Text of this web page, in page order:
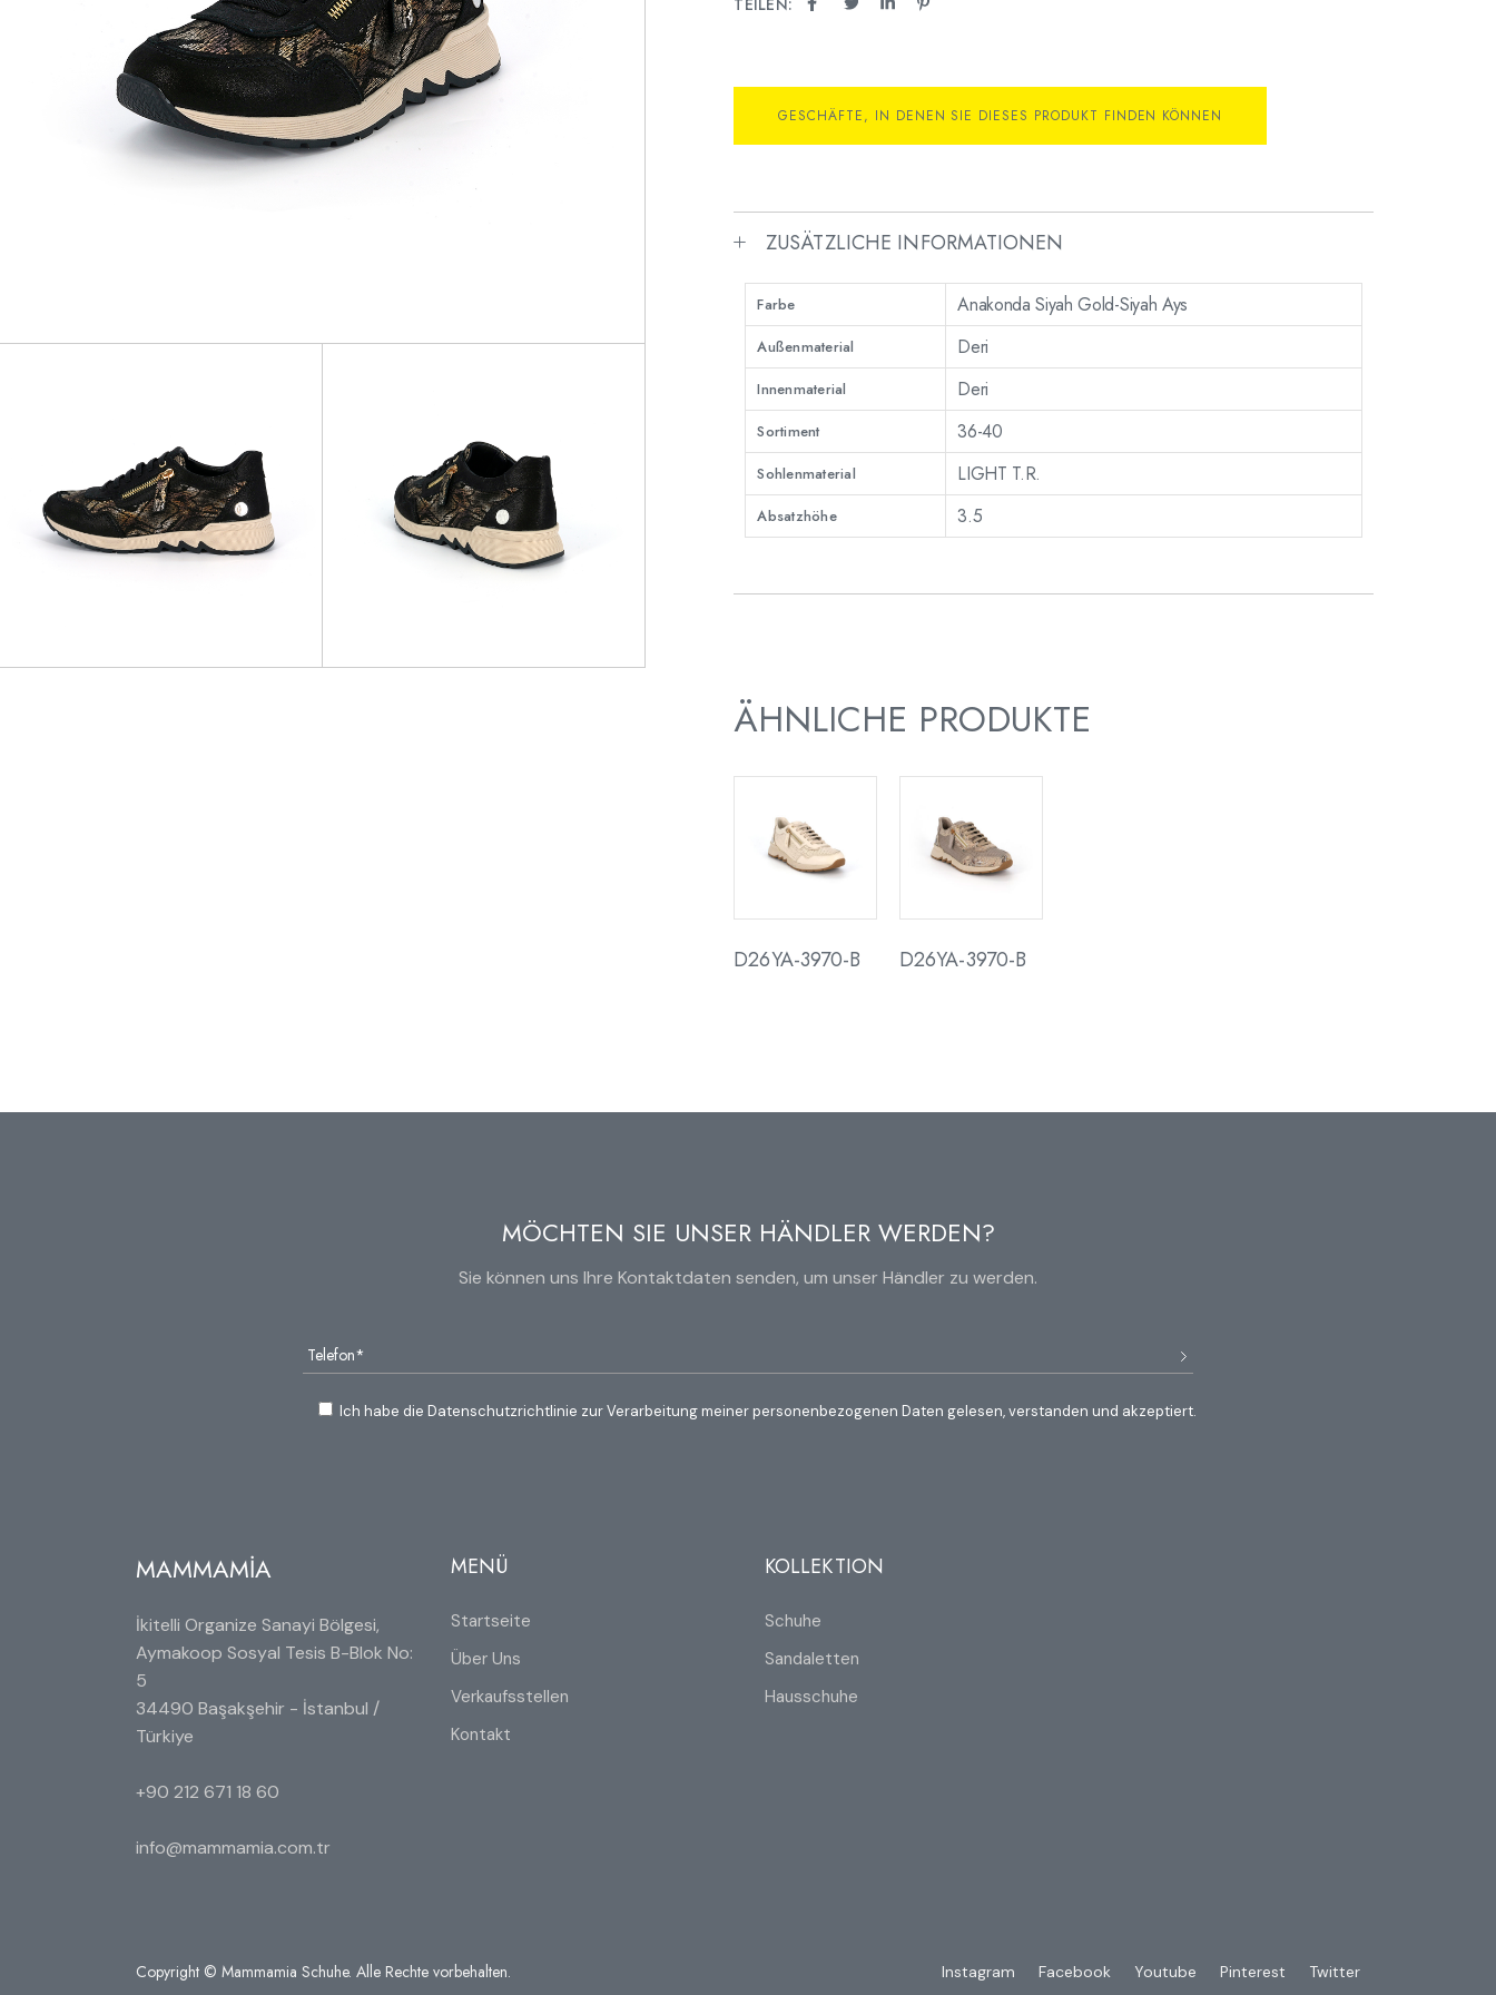
TEILEN:
GESCHÄFTE, IN DENEN SIE DIESES PRODUKT FINDEN KÖNNEN
ZUSÄTZLICHE INFORMATIONEN
Farbe Anakonda Siyah Gold-Siyah Ays
Außenmaterial Deri
Innenmaterial Deri
Sortiment 36-40
Sohlenmaterial LIGHT T.R.
Absatzhöhe 3.5
ÄHNLICHE PRODUKTE
D26YA-3970-B D26YA-3970-B
MÖCHTEN SIE UNSER HÄNDLER WERDEN?
Sie können uns Ihre Kontaktdaten senden, um unser Händler zu werden.
Ich habe die Datenschutzrichtlinie zur Verarbeitung meiner personenbezogenen Daten gelesen, verstanden und akzeptiert.
MAMMAMİA
İkitelli Organize Sanayi Bölgesi,
Aymakoop Sosyal Tesis B-Blok No:
5
34490 Başakşehir - İstanbul /
Türkiye
+90 212 671 18 60
info@mammamia.com.tr
MENÜ
Startseite
Über Uns
Verkaufsstellen
Kontakt
KOLLEKTION
Schuhe
Sandaletten
Hausschuhe
Copyright © Mammamia Schuhe. Alle Rechte vorbehalten. Instagram Facebook Youtube Pinterest Twitter